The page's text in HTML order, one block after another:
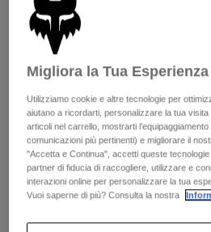
Pantaloni
Pantaloncini
Giacche
Guanti
Protezioni
Pantaloni
Giacche
Protezioni
Maschere
Camicie
Vedi tutto
Donna
T-shirt
Felpe
Giacche
Protezioni
Maschere
Calze
Vedi tutto
Moto
Caschi
Migliora la Tua Esperienza
Utilizziamo cookie e altre tecnologie per
aiutano a ricordarti, personalizzare la tua
articoli nel carrello, mostrarti
comunicazioni più pertinenti) e migliorare il
"Accetta e Continua", accetti queste
partner di fiducia di raccogliere, utilizzare e
interazioni online per personalizzare la tua
Vuoi saperne di più? Consulta la nostra